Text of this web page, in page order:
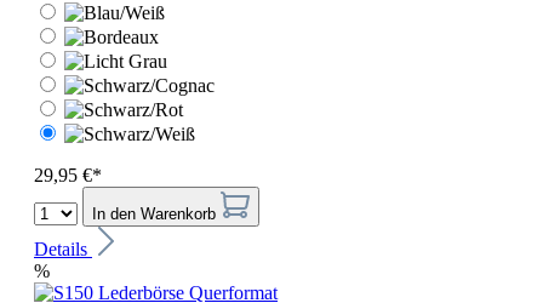
29,95 €*
In den Warenkorb
Details
%